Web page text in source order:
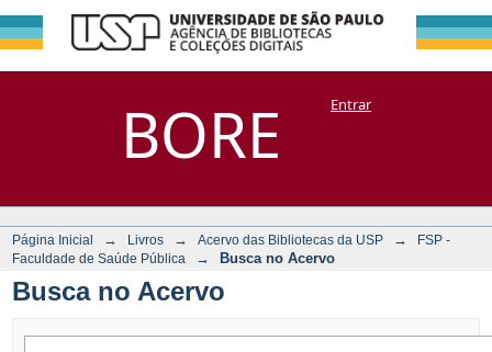
BORE
Busca no Acervo
DSpace/Manakin + CoriscoEntrar
Página Inicial → Livros → Acervo das Bibliotecas da USP →
FSP -
Faculdade de Saúde Pública
→ Busca no Acervo
Busca no Acervo